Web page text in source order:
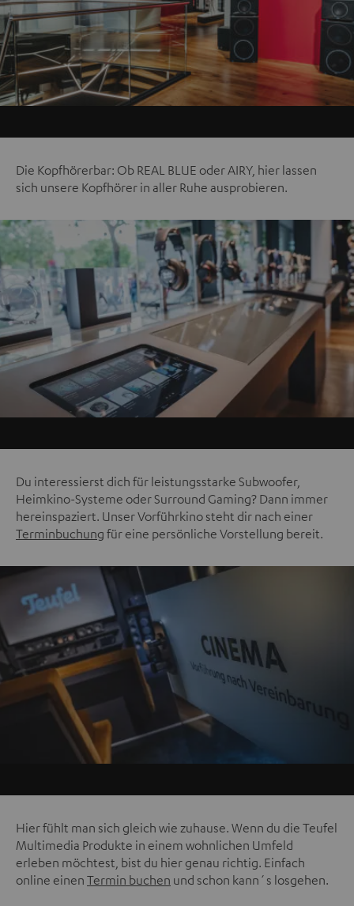
Die Kopfhörerbar: Ob REAL BLUE oder AIRY, hier lassen
sich unsere Kopfhörer in aller Ruhe ausprobieren.
Du interessierst dich für leistungsstarke Subwoofer,
Heimkino-Systeme oder Surround Gaming? Dann immer
hereinspaziert. Unser Vorführkino steht dir nach einer
Terminbuchung für eine persönliche Vorstellung bereit.
Hier fühlt man sich gleich wie zuhause. Wenn du die Teufel
Multimedia Produkte in einem wohnlichen Umfeld
erleben möchtest, bist du hier genau richtig. Einfach
online einen Termin buchen und schon kann´s losgehen.